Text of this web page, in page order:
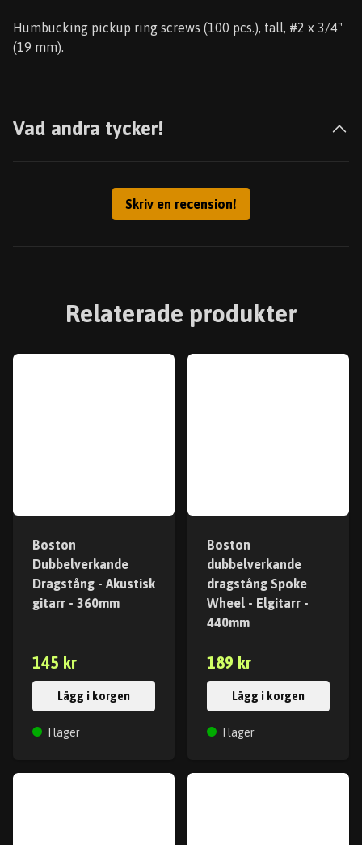
Humbucking pickup ring screws (100 pcs.), tall, #2 x 3/4"
(19 mm).
Vad andra tycker!
Skriv en recension!
Relaterade produkter
Boston
Dubbelverkande
Dragstång - Akustisk
gitarr - 360mm
145 kr
Lägg i korgen
I lager
Boston
dubbelverkande
dragstång Spoke
Wheel - Elgitarr -
440mm
189 kr
Lägg i korgen
I lager